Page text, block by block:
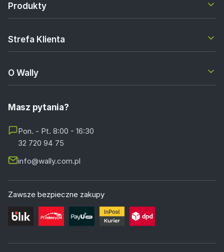
Produkty
Strefa Klienta
O Wally
Masz pytania?
Pon. - Pt. 8:00 - 16:30
32 720 94 75
info@wally.com.pl
Zawsze bezpieczne zakupy